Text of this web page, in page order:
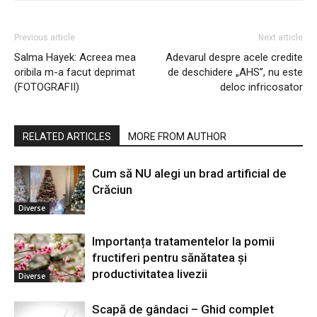
Previous article
Salma Hayek: Acreea mea
oribila m-a facut deprimat
(FOTOGRAFII)
Next article
Adevarul despre acele credite
de deschidere „AHS”, nu este
deloc infricosator
RELATED ARTICLES MORE FROM AUTHOR
Diverse
Cum să NU alegi un brad artificial de
Crăciun
Diverse
Importanța tratamentelor la pomii
fructiferi pentru sănătatea și
productivitatea livezii
Scapă de gândaci – Ghid complet